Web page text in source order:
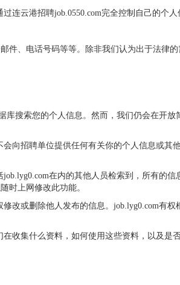
连云港招聘job.0550.com完全控制自己的个人
件、电话号码等等。除非我们认为出于法律
库搜索您的个人信息。然而，我们仍会在开放
向招聘单位提供任何有关你的个人信息或其
在内的其他人员检索到，所有的信
时上网修改此功能。
改或删除他人发布的信息。job.lyg0.com有
收集什么资料，如何使用这些资料，以及是